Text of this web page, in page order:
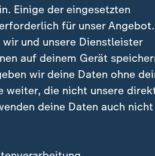
Einige der eingesetzten
für unser
und unsere Dienstleister
auf deinem Gerät
wir deine Daten ohne
weiter, die nicht unsere
deine Daten auch nicht